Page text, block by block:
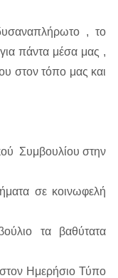
, το
για πάντα μέσα μας ,
στον τόπο μας και
Συμβουλίου στην
σε κοινωφελή
τα βαθύτατα
Ημερήσιο Τύπο